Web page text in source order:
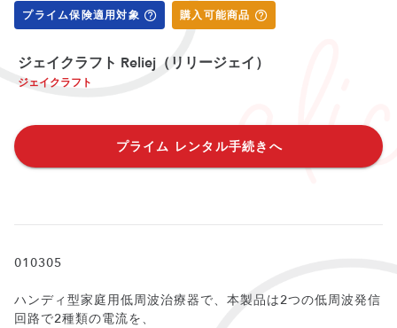
プライム保険適用対象 購入可能商品
ジェイクラフト Reliej（リリージェイ）
ジェイクラフト
プライム レンタル手続きへ
010305
ハンディ型家庭用低周波治療器で、本製品は2つの低周波発信
回路で2種類の電流を、